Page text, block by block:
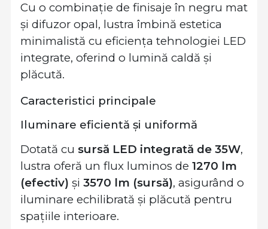
Cu o combinație de finisaje în negru mat
și difuzor opal, lustra îmbină estetica
minimalistă cu eficiența tehnologiei LED
integrate, oferind o lumină caldă și
plăcută.
Caracteristici principale
Iluminare eficientă și uniformă
Dotată cu sursă LED integrată de 35W,
lustra oferă un flux luminos de 1270 lm
(efectiv) și 3570 lm (sursă), asigurând o
iluminare echilibrată și plăcută pentru
spațiile interioare.